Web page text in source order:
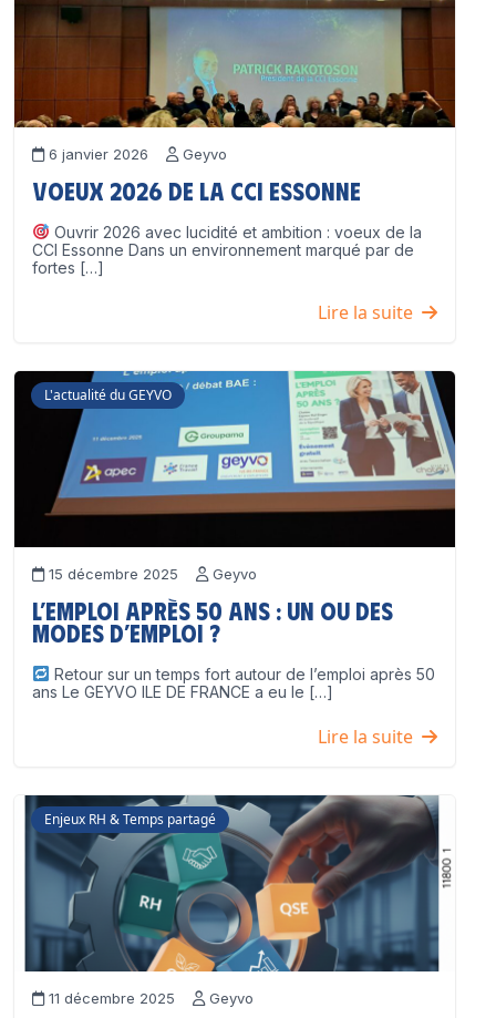
6 janvier 2026 Geyvo
Voeux 2026 de la CCI Essonne
Ouvrir 2026 avec lucidité et ambition : voeux de la
CCI Essonne Dans un environnement marqué par de
fortes […]
Lire la suite
L'actualité du GEYVO
15 décembre 2025 Geyvo
L’emploi après 50 ans : un ou des
modes d’emploi ?
Retour sur un temps fort autour de l’emploi après 50
ans Le GEYVO ILE DE FRANCE a eu le […]
Lire la suite
Enjeux RH & Temps partagé
11 décembre 2025 Geyvo